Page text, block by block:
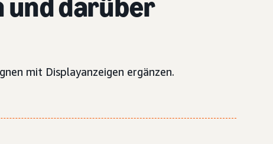
und darüber
mit Displayanzeigen ergänzen.